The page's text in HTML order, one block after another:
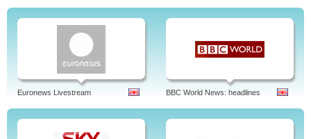
Euronews Livestream BBC World News: headlines